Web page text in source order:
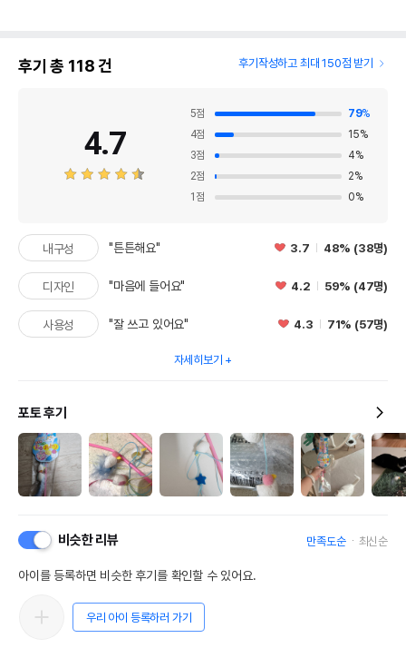
후기 총 118건 후기작성하고 최대 150점 받기
4.7
5점 79%
4점 15%
3점 4%
2점 2%
1 점 0%
내구성 "튼튼해요" 3.7 48% (38명)
디자인 "마음에 들어요" 4.2 59% (47명)
사용성 "잘 쓰고 있어요" 4.3 71% (57명)
자세히보기
포토 후기
비슷한 리뷰 만족도순 최신순
아이를 등록하면 비슷한 후기를 확인할 수 있어요.
우리 아이 등록하러 가기